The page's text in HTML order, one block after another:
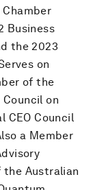
Business
the 2023
on
of the
on
CEO Council
a Member
the Australian